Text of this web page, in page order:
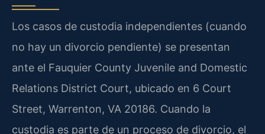
Los casos de custodia independientes (cuando
no hay un divorcio pendiente) se presentan
ante el Fauquier County Juvenile and Domestic
Relations District Court, ubicado en 6 Court
Street, Warrenton, VA 20186. Cuando la
custodia es parte de un proceso de divorcio, el